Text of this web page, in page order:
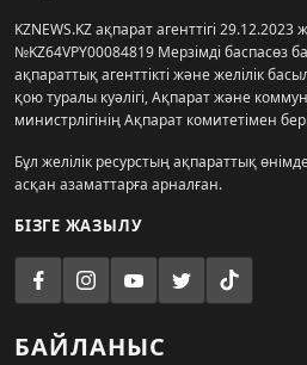
KZNEWS.KZ ақпарат агенттігі 29.12.2023
№KZ64VPY00084819 Мерзімді баспасөз
ақпараттық агенттікті және желілік
қою туралы куәлігі, Ақпарат және
министрлігінің Ақпарат комитетімен
Бұл желілік ресурстың ақпараттық
асқан азаматтарға арналған.
БІЗГЕ ЖАЗЫЛУ
БАЙЛАНЫС